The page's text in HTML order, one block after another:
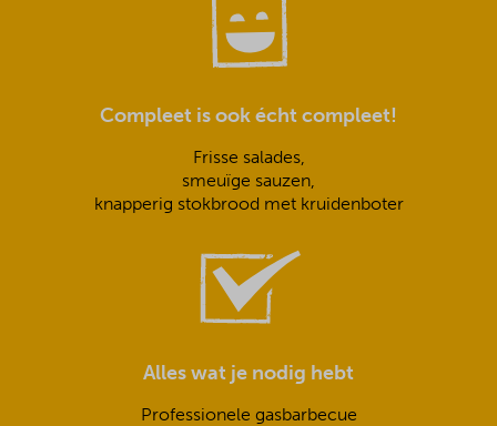
Compleet is ook écht compleet!
Frisse salades,
smeuïge sauzen,
knapperig stokbrood met kruidenboter
Alles wat je nodig hebt
Professionele gasbarbecue